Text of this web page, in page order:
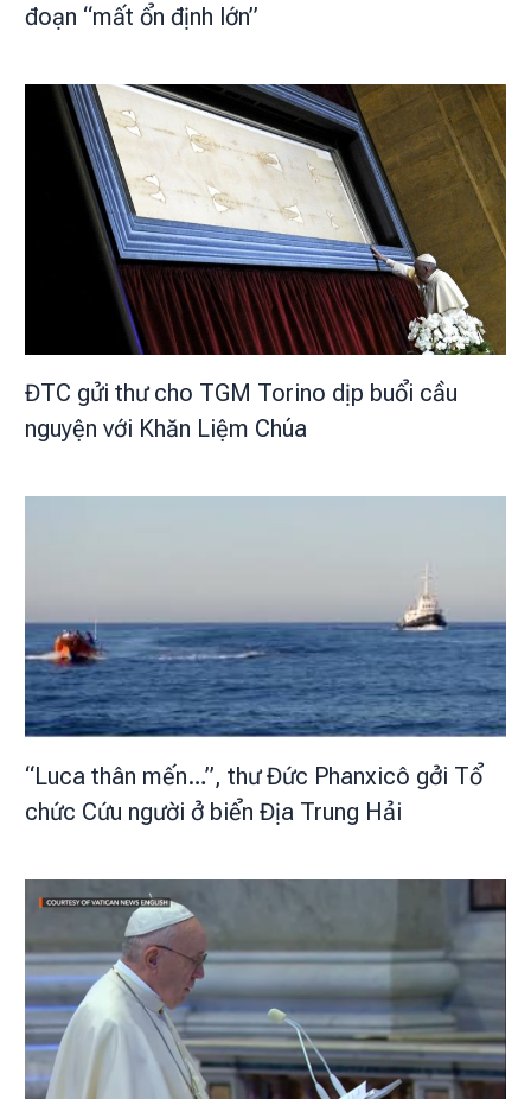
đoạn “mất ổn định lớn”
ĐTC gửi thư cho TGM Torino dịp buổi cầu
nguyện với Khăn Liệm Chúa
“Luca thân mến…”, thư Đức Phanxicô gởi Tổ
chức Cứu người ở biển Địa Trung Hải